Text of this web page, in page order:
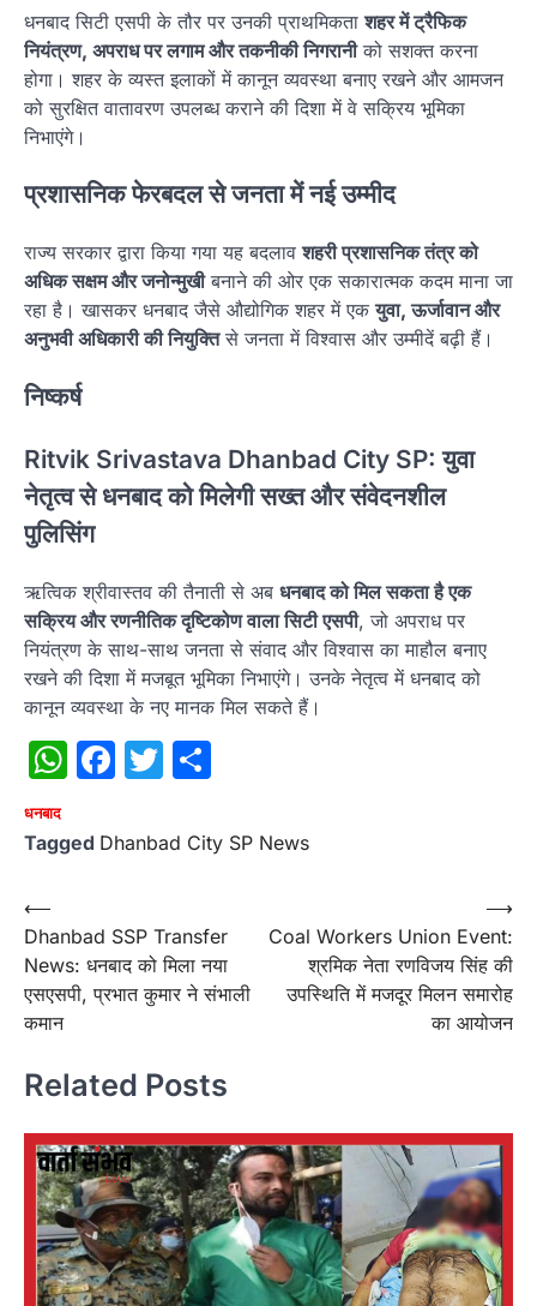
धनबाद सिटी एसपी के तौर पर उनकी प्राथमिकताशहर में ट्रैफिक
नियंत्रण, अपराध पर लगाम और तकनीकी निगरानीको सशक्त करना
होगा। शहर के व्यस्त इलाकों में कानून व्यवस्था बनाए रखने और आमजन
को सुरक्षित वातावरण उपलब्ध कराने की दिशा में वे सक्रिय भूमिका
निभाएंगे।
प्रशासनिक फेरबदल से जनता में नई उम्मीद
राज्य सरकार द्वारा किया गया यह बदलावशहरी प्रशासनिक तंत्र को
अधिक सक्षम और जनोन्मुखीबनाने की ओर एक सकारात्मक कदम माना जा
रहा है। खासकर धनबाद जैसे औद्योगिक शहर में एकयुवा, ऊर्जावान और
अनुभवी अधिकारी की नियुक्तिसे जनता में विश्वास और उम्मीदें बढ़ी हैं।
निष्कर्ष
Ritvik Srivastava Dhanbad City SP: युवा
नेतृत्व से धनबाद को मिलेगी सख्त और संवेदनशील
पुलिसिंग
ऋत्विक श्रीवास्तव की तैनाती से अब धनबाद को मिल सकता है एक
सक्रिय और रणनीतिक दृष्टिकोण वाला सिटी एसपी, जो अपराध पर
नियंत्रण के साथ-साथ जनता से संवाद और विश्वास का माहौल बनाए
रखने की दिशा में मजबूत भूमिका निभाएंगे। उनके नेतृत्व में धनबाद को
कानून व्यवस्था के नए मानक मिल सकते हैं।
WhatsApp
Facebook
Twitter
धनबाद
Tagged Dhanbad City SP News
Post
navigation
⟵
Dhanbad SSP Transfer
News: धनबाद को मिला नया
एसएसपी, प्रभात कुमार ने संभाली
कमान
Coal Workers Union Event:
श्रमिक नेता रणविजय सिंह की
उपस्थिति में मजदूर मिलन समारोह
का आयोजन
⟶
Related Posts